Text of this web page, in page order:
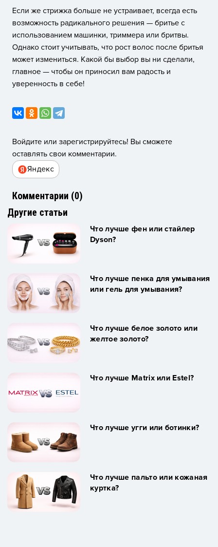
Если же стрижка больше не устраивает, всегда есть
возможность радикального решения — бритье с
использованием машинки, триммера или бритвы.
Однако стоит учитывать, что рост волос после бритья
может измениться. Какой бы выбор вы ни сделали,
главное — чтобы он приносил вам радость и
уверенность в себе!
Войдите или зарегистрируйтесь! Вы сможете
оставлять свои комментарии.
Яндекс
Комментарии (0)
Другие статьи
Что лучше фен или стайлер
Dyson?
Что лучше пенка для умывания
или гель для умывания?
Что лучше белое золото или
желтое золото?
Что лучше Matrix или Estel?
Что лучше угги или ботинки?
Что лучше пальто или кожаная
куртка?